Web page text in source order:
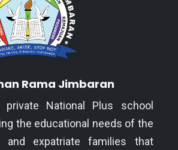
Rama Jimbaran
National Plus school
the educational needs of the
and expatriate families that